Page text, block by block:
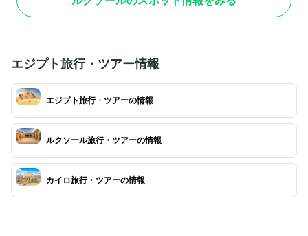
ール神殿と約3kmの参道で結ばれていました。
現在も発掘や修復が進んでおり、古代エジプトの
り、幻想的な歴史体験を提供しています。
び上がる遺跡群と、
は絶景の一言。飛
エジプト旅行・ツアー情報
エジプト旅行・ツアーの情報
ルクソール旅行・ツアーの情報
カイロ旅行・ツアーの情報